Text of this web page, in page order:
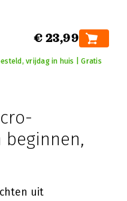
€ 23,99
vrijdag in huis | Gratis
beginnen,
uit